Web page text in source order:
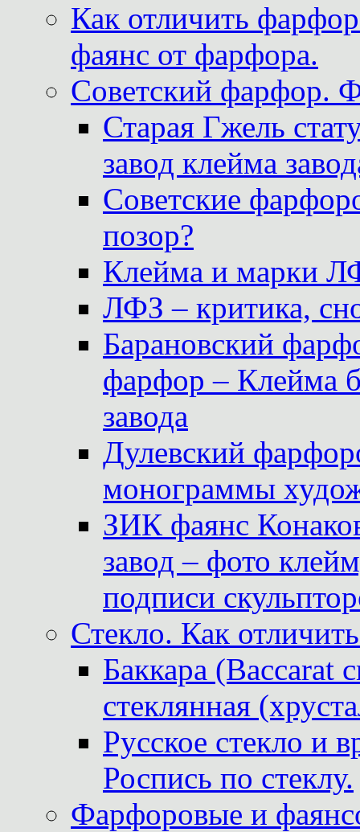
Как отличить
фаянс от фарфора.
Советский фарфор.
Старая Гжель
завод клейма
Советские
позор?
Клейма и марки
ЛФЗ – критика,
Барановский
фарфор – Клейма
завода
Дулевский
монограммы
ЗИК фаянс
завод – фото
подписи
Стекло. Как
Баккара (Baccarat
стеклянная
Русское стекло и
Роспись по стеклу.
Фарфоровые и